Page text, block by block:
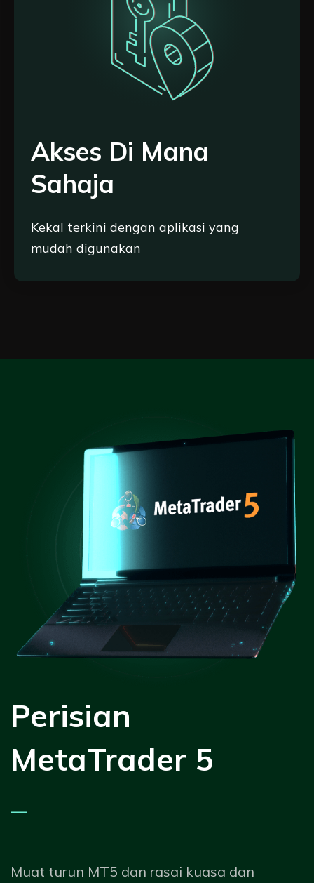
Akses Di Mana
Sahaja
Kekal terkini dengan aplikasi yang
mudah digunakan
Perisian
MetaTrader 5
—
Muat turun MT5 dan rasai kuasa dan